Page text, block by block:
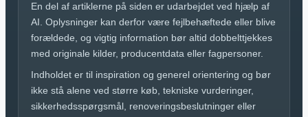
En del af artiklerne på siden er udarbejdet ved hjælp af
AI. Oplysninger kan derfor være fejlbehæftede eller blive
forældede, og vigtig information bør altid dobbelttjekkes
med originale kilder, producentdata eller fagpersoner.
Indholdet er til inspiration og generel orientering og bør
ikke stå alene ved større køb, tekniske vurderinger,
sikkerhedsspørgsmål, renoveringsbeslutninger eller